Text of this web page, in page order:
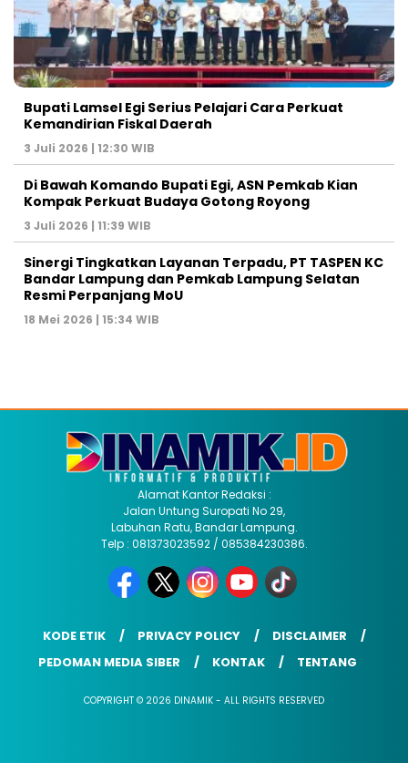
Bupati Lamsel Egi Serius Pelajari Cara Perkuat
Kemandirian Fiskal Daerah
3 Juli 2026 | 12:30 WIB
Di Bawah Komando Bupati Egi, ASN Pemkab Kian
Kompak Perkuat Budaya Gotong Royong
3 Juli 2026 | 11:39 WIB
Sinergi Tingkatkan Layanan Terpadu, PT TASPEN KC
Bandar Lampung dan Pemkab Lampung Selatan
Resmi Perpanjang MoU
18 Mei 2026 | 15:34 WIB
Alamat Kantor Redaksi :
Jalan Untung Suropati No 29,
Labuhan Ratu, Bandar Lampung.
Telp : 081373023592 / 085384230386.
KODE ETIK PRIVACY POLICY
DISCLAIMER
PEDOMAN MEDIA SIBER
KONTAK TENTANG
COPYRIGHT © 2026 DINAMIK - ALL RIGHTS RESERVED